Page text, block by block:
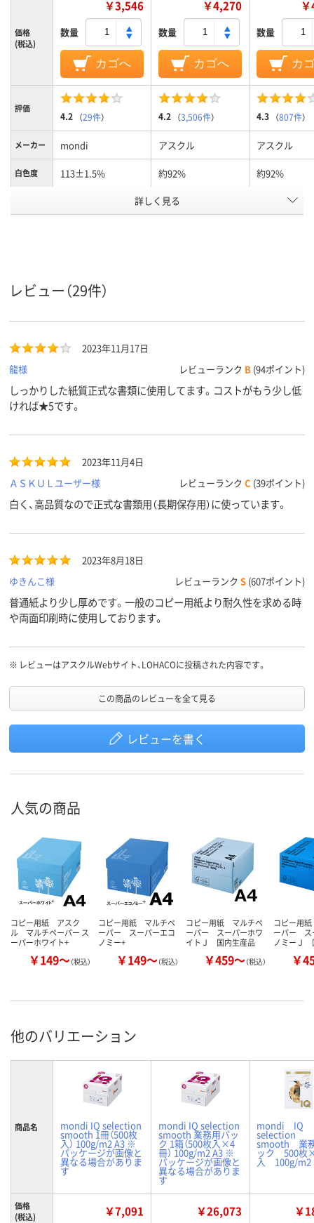
価格
(税込)
￥3,546
数量
カゴへ
￥4,270
数量
カゴへ
数量
カ
評価
4.2 （29件） 4.2 （3,506件） 4.3 （807件）
メーカー mondi アスクル アスクル
白色度 113±1.5% 約92% 約92%
さ
約90μm(0.09mm) 約
枚数
500枚
A4 （210 × 297 mm）
mm）、A4
アスクル
商品環境
スコア
55
詳しく見る
レビュー（29件）
2023年11月17日
龍様
レビューランク B (94ポイント)
しっかりした紙質正式な書類に使用してます。コストがもう少し低
ければ★5です。
2023年11月4日
ＡＳＫＵＬユーザー様
レビューランク C (39ポイント)
白く、高品質なので正式な書類用（長期保存用）に使っています。
2023年8月18日
ゆきんこ様
レビューランク S (607ポイント)
普通紙より少し厚めです。一般のコピー用紙より耐久性を求める時
や両面印刷時に使用しております。
※ レビューはアスクルWebサイト、LOHACOに投稿された内容です。
この商品のレビューを全て見る
レビューを書く
人気の商品
コピー用紙 アスク
ル マルチペーパー ス
ーパーホワイト+
￥149～（税込）
コピー用紙 マルチペ
ーパー スーパーエコ
ノミー+
￥149～（税込）
コピー用紙 マルチペ
ーパー スーパーホワ
イトＪ 国内生産品
￥459～（税込）
コピー用
ーパー ス
ノミーＪ
￥
他のバリエーション
商品名 mondi IQ selection
smooth 1冊（500枚
入） 100g/m2 A3 ※
パッケージが画像と
異なる場合がありま
す
mondi IQ selection
smooth 業務用パッ
ク 1箱（500枚入×4
冊） 100g/m2 A3 ※
パッケージが画像と
異なる場合がありま
す
mondi IQ
selection
smooth 業
ック 500枚
入 100g/
価格
(税込)
￥7,091 ￥26,073 ￥